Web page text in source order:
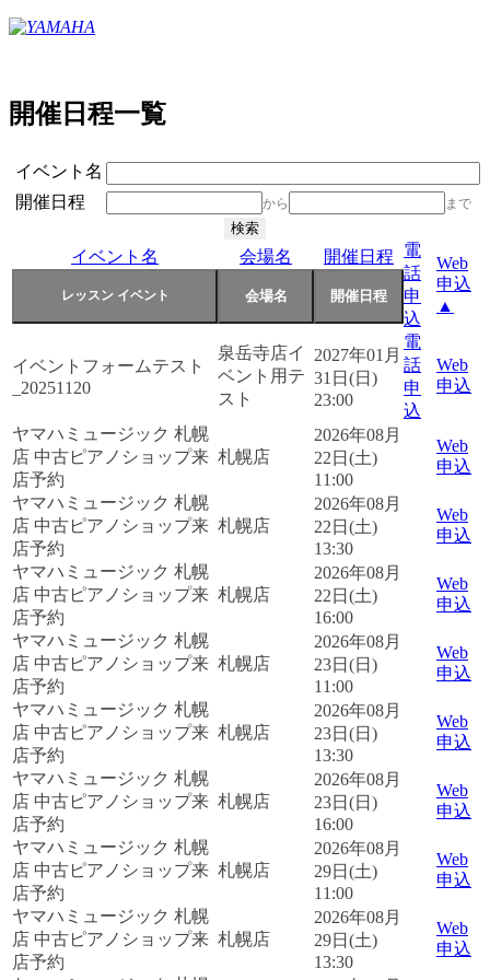
開催日程一覧
イベント名
開催日程
から まで
イベント名 会場名 開催日程
電
話
申
込
Web
申込
▲
イベントフォームテスト
_20251120
泉岳寺店イ
ベント用テ
スト
2027年01月
31日(日)
23:00
電
話
申
込
Web
申込
ヤマハミュージック 札幌
店 中古ピアノショップ来
店予約
札幌店
2026年08月
22日(土)
11:00
Web
申込
ヤマハミュージック 札幌
店 中古ピアノショップ来
店予約
札幌店
2026年08月
22日(土)
13:30
Web
申込
ヤマハミュージック 札幌
店 中古ピアノショップ来
店予約
札幌店
2026年08月
22日(土)
16:00
Web
申込
ヤマハミュージック 札幌
店 中古ピアノショップ来
店予約
札幌店
2026年08月
23日(日)
11:00
Web
申込
ヤマハミュージック 札幌
店 中古ピアノショップ来
店予約
札幌店
2026年08月
23日(日)
13:30
Web
申込
ヤマハミュージック 札幌
店 中古ピアノショップ来
店予約
札幌店
2026年08月
23日(日)
16:00
Web
申込
ヤマハミュージック 札幌
店 中古ピアノショップ来
店予約
札幌店
2026年08月
29日(土)
11:00
Web
申込
ヤマハミュージック 札幌
店 中古ピアノショップ来
店予約
札幌店
2026年08月
29日(土)
13:30
Web
申込